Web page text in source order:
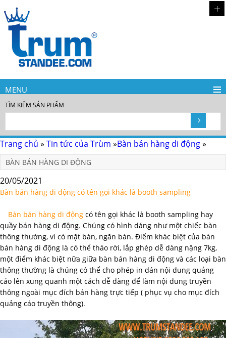
MENU
TÌM KIẾM SẢN PHẨM
Trang chủ » Tin tức của Trùm »Bàn bán hàng di động»
BÀN BÁN HÀNG DI ĐỘNG
20/05/2021
Bàn bán hàng di động có tên gọi khác là booth sampling
Bàn bán hàng di động có tên gọi khác là booth sampling hay
quầy bán hàng di động. Chúng có hình dáng như một chiếc bàn
thông thường, vì có mặt bàn, ngăn bàn. Điểm khác biệt của bàn
bán hàng di động là có thể tháo rời, lắp ghép dễ dàng nặng 7kg,
một điểm khác biệt nữa giữa bàn bán hàng di động và các loại bàn
thông thường là chúng có thể cho phép in dán nội dung quảng
cáo lên xung quanh một cách dễ dàng để làm nội dung truyền
thông ngoài mục đích bán hàng trực tiếp ( phục vụ cho mục đích
quảng cáo truyền thông).